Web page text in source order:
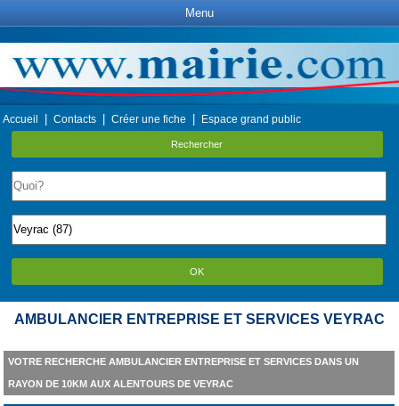
Menu
Accueil Contacts Créer une fiche Espace grand public
Rechercher
OK
AMBULANCIER ENTREPRISE ET SERVICES VEYRAC
VOTRE RECHERCHE AMBULANCIER ENTREPRISE ET SERVICES DANS UN
RAYON DE 10KM AUX ALENTOURS DE VEYRAC